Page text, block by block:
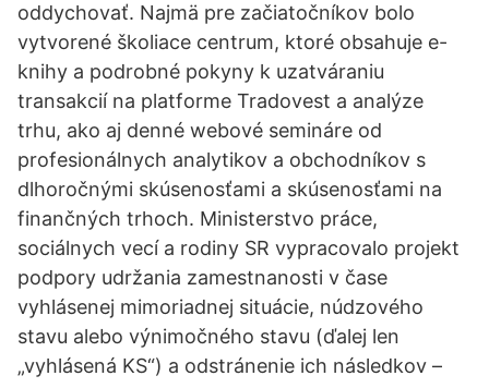
oddychovať. Najmä pre začiatočníkov bolo
vytvorené školiace centrum, ktoré obsahuje e-
knihy a podrobné pokyny k uzatváraniu
transakcií na platforme Tradovest a analýze
trhu, ako aj denné webové semináre od
profesionálnych analytikov a obchodníkov s
dlhoročnými skúsenosťami a skúsenosťami na
finančných trhoch. Ministerstvo práce,
sociálnych vecí a rodiny SR vypracovalo projekt
podpory udržania zamestnanosti v čase
vyhlásenej mimoriadnej situácie, núdzového
stavu alebo výnimočného stavu (ďalej len
„vyhlásená KS“) a odstránenie ich následkov –